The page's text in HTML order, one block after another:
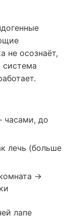
не осознаёт,
система
часами, до
лечь (больше
→
лапе